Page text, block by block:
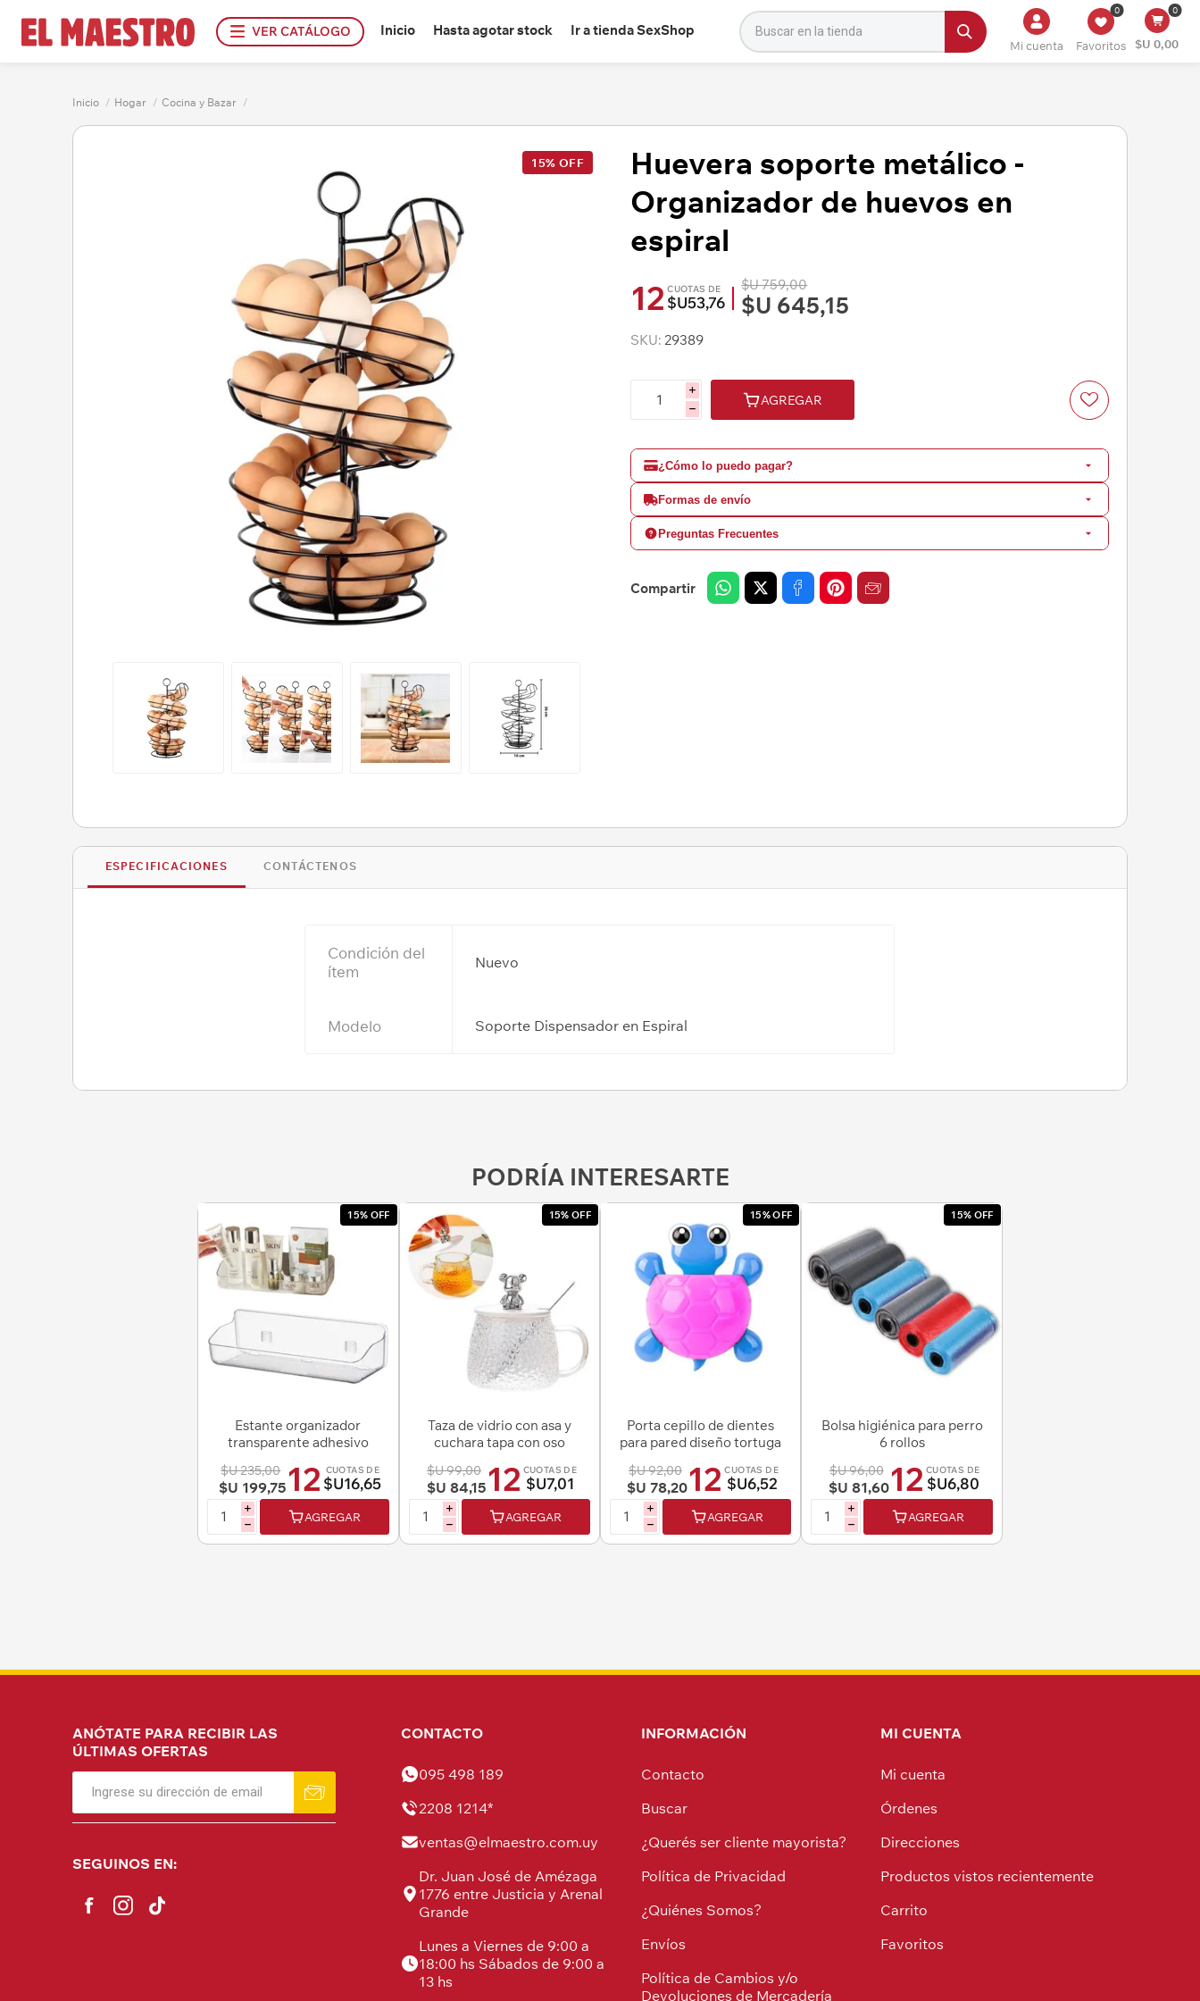
VER CATÁLOGO Inicio Hasta agotar stock Ir a tienda SexShop
Mi cuenta Favoritos
0 0
$U 0,00
Inicio / Hogar / Cocina y Bazar /
15% OFF
Huevera soporte metálico -
Organizador de huevos en
espiral
12 CUOTAS DE
$U53,76
$U 759,00
$U 645,15
SKU: 29389
i
h
AGREGAR
¿Cómo lo puedo pagar?
Formas de envío
Preguntas Frecuentes
Compartir
ESPECIFICACIONES CONTÁCTENOS
Condición del
ítem
Nuevo
Modelo Soporte Dispensador en Espiral
PODRÍA INTERESARTE
15% OFF
Estante organizador
transparente adhesivo
$U 235,00
$U 199,75 12 CUOTAS DE
$U16,65
i
h
AGREGAR
15% OFF
Taza de vidrio con asa y
cuchara tapa con oso
$U 99,00
$U 84,15 12 CUOTAS DE
$U7,01
i
h
AGREGAR
15% OFF
Porta cepillo de dientes
para pared diseño tortuga
$U 92,00
$U 78,2012 CUOTAS DE
$U6,52
i
h
AGREGAR
15% OFF
Bolsa higiénica para perro
6 rollos
$U 96,00
$U 81,6012 CUOTAS DE
$U6,80
i
h
AGREGAR
ANÓTATE PARA RECIBIR LAS
ÚLTIMAS OFERTAS
SEGUINOS EN:
CONTACTO
095 498 189
2208 1214*
ventas@elmaestro.com.uy
Dr. Juan José de Amézaga
1776 entre Justicia y Arenal
Grande
Lunes a Viernes de 9:00 a
18:00 hs Sábados de 9:00 a
13 hs
INFORMACIÓN
Contacto
Buscar
¿Querés ser cliente mayorista?
Política de Privacidad
¿Quiénes Somos?
Envíos
Política de Cambios y/o
Devoluciones de Mercadería
MI CUENTA
Mi cuenta
Órdenes
Direcciones
Productos vistos recientemente
Carrito
Favoritos